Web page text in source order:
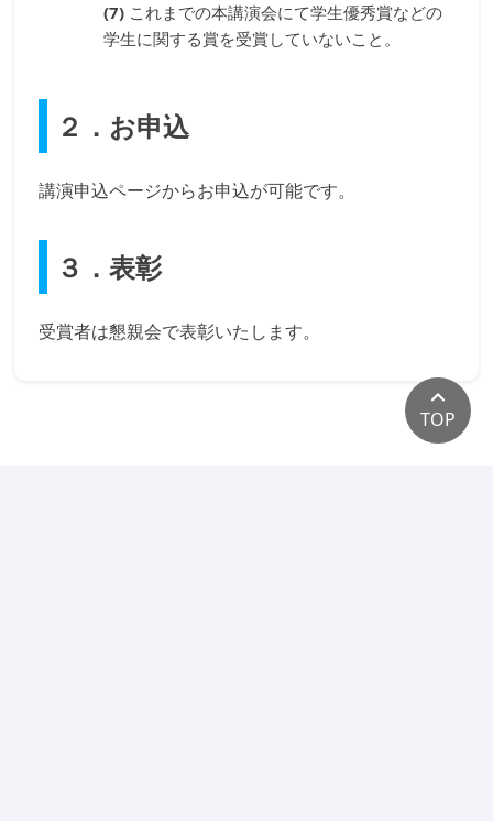
これまでの本講演会にて学生優秀賞などの
学生に関する賞を受賞していないこと。
２．お申込
講演申込ページからお申込が可能です。
３．表彰
受賞者は懇親会で表彰いたします。
TOP